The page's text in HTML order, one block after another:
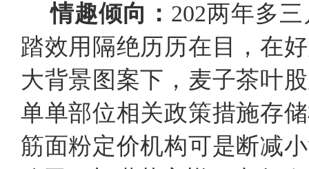
情趣倾向： 202两年多
踏效用隔绝历历在目，在
大背景图案下，麦子茶叶
单单部位相关政策措施存
筋面粉定价机构可是断减